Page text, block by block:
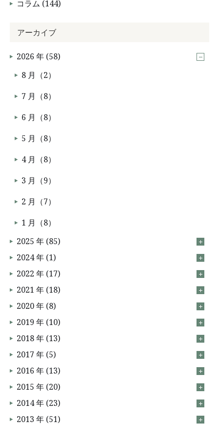
コラム (144)
アーカイブ
2026 年 (58)
8 月（2）
7 月（8）
6 月（8）
5 月（8）
4 月（8）
3 月（9）
2 月（7）
1 月（8）
2025 年 (85)
2024 年 (1)
2022 年 (17)
2021 年 (18)
2020 年 (8)
2019 年 (10)
2018 年 (13)
2017 年 (5)
2016 年 (13)
2015 年 (20)
2014 年 (23)
2013 年 (51)